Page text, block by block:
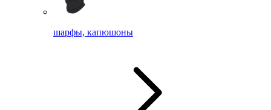
шарфы, капюшоны